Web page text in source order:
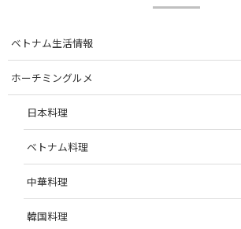
ベトナム生活情報
ホーチミングルメ
日本料理
ベトナム料理
中華料理
韓国料理